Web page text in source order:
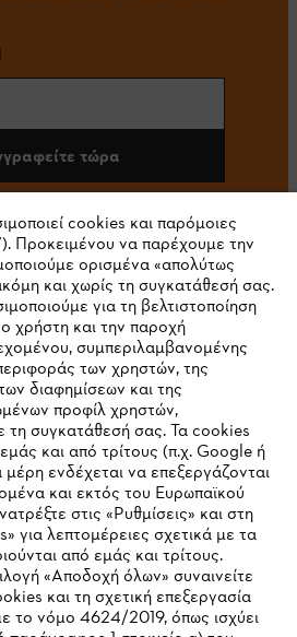
τώρα
#STIHL
cookies και παρόμοιες
Προκειμένου να παρέχουμε την
ορισμένα «απολύτως
και χωρίς τη συγκατάθεσή σας.
για τη βελτιστοποίηση
χρήστη και την παροχή
συμπεριλαμβανομένης
των χρηστών, της
διαφημίσεων και της
προφίλ χρηστών,
τη συγκατάθεσή σας. Τα cookies
και από τρίτους (π.χ. Google ή
ενδέχεται να επεξεργάζονται
και εκτός του Ευρωπαϊκού
στις «Ρυθμίσεις» και στη
για λεπτομέρειες σχετικά με τα
από εμάς και τρίτους.
«Αποδοχή όλων» συναινείτε
και τη σχετική επεξεργασία
το νόμο 4624/2019, όπως ισχύει